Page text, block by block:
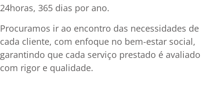
24horas, 365 dias por ano.
Procuramos ir ao encontro das necessidades de
cada cliente, com enfoque no bem-estar social,
garantindo que cada serviço prestado é avaliado
com rigor e qualidade.